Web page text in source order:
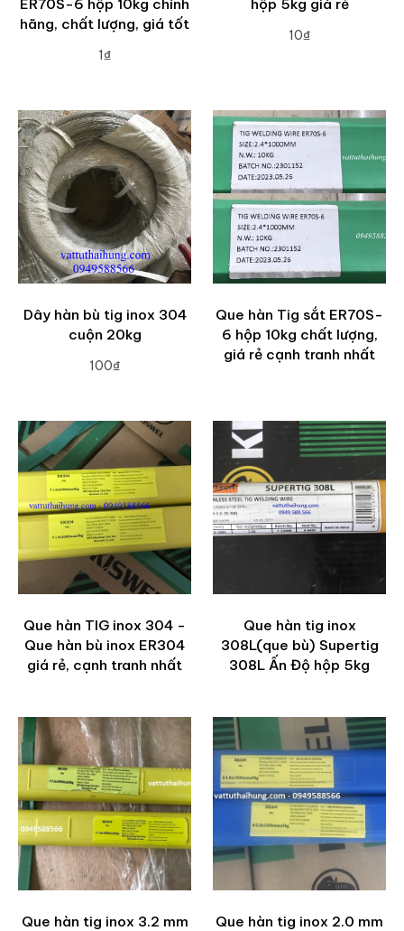
ER70S-6 hộp 10kg chính
hãng, chất lượng, giá tốt
1₫
hộp 5kg giá rẻ
10₫
Dây hàn bù tig inox 304
cuộn 20kg
100₫
Que hàn Tig sắt ER70S-
6 hộp 10kg chất lượng,
giá rẻ cạnh tranh nhất
Que hàn TIG inox 304 -
Que hàn bù inox ER304
giá rẻ, cạnh tranh nhất
Que hàn tig inox
308L(que bù) Supertig
308L Ấn Độ hộp 5kg
Que hàn tig inox 3.2 mm
Que hàn tig inox 2.0 mm